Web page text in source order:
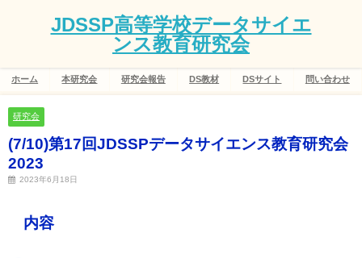
JDSSP高等学校データサイエ
ンス教育研究会
ホーム 本研究会 研究会報告 DS教材 DSサイト 問い合わせ
研究会
(7/10)第17回JDSSPデータサイエンス教育研究会
2023
2023年6月18日
内容